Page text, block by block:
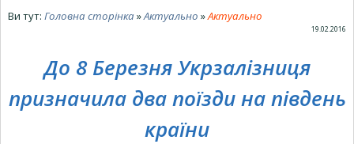
Ви тут: Головна сторінка»Актуально »Актуально
19.02.2016
До 8 Березня Укрзалізниця
призначила два поїзди на південь
країни